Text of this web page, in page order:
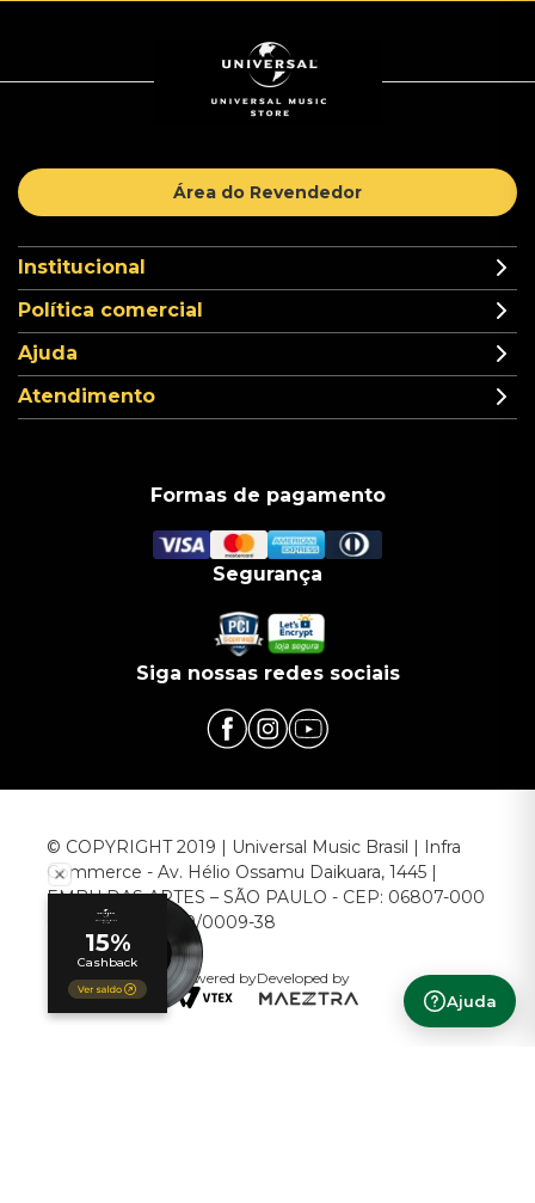
Ajuda
Área do Revendedor
Institucional
Política comercial
Ajuda
Atendimento
Formas de pagamento
Segurança
Siga nossas redes sociais
© COPYRIGHT 2019 | Universal Music Brasil | Infra
Commerce - Av. Hélio Ossamu Daikuara, 1445 |
EMBU DAS ARTES – SÃO PAULO - CEP: 06807-000
CNPJ: 00.952.789/0009-38
Powered byDeveloped by